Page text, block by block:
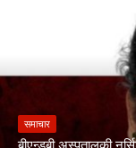
समाचार